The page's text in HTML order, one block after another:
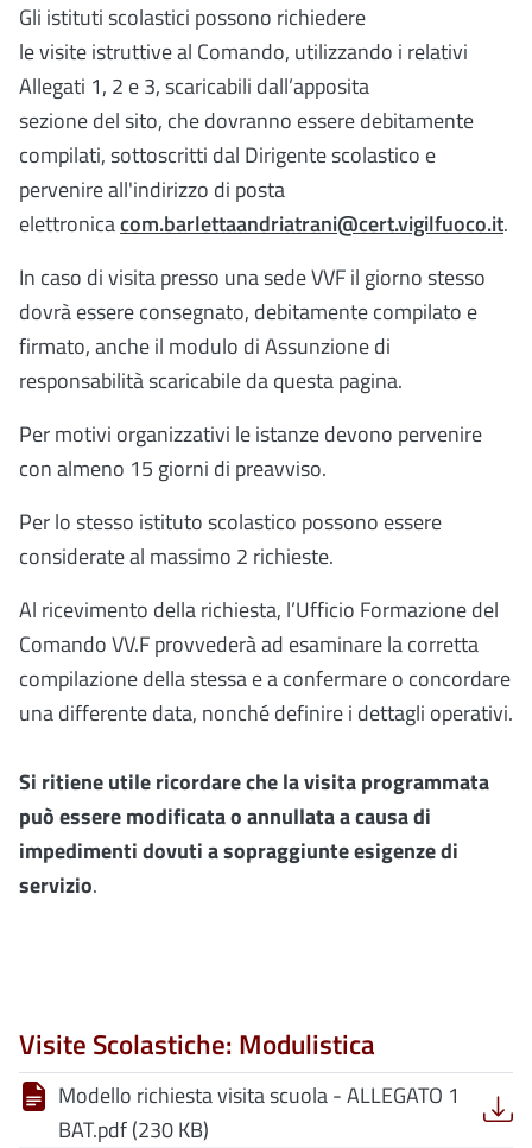
Gli istituti scolastici possono richiedere
le visite istruttive al Comando, utilizzando i relativi
Allegati 1, 2 e 3, scaricabili dall’apposita
sezione del sito, che dovranno essere debitamente
compilati,sottoscritti dal Dirigente scolastico e
pervenire all'indirizzo di posta
elettronicacom.barlettaandriatrani@cert.vigilfuoco.it.
In caso di visita presso una sede VVF il giorno stesso
dovrà essere consegnato, debitamente compilato e
firmato, anche il modulo di Assunzione di
responsabilità scaricabile da questa pagina.
Per motivi organizzativi le istanze devono pervenire
con almeno 15 giorni di preavviso.
Per lo stesso istituto scolastico possono essere
considerate al massimo 2 richieste.
Al ricevimento della richiesta, l’Ufficio Formazione del
Comando VV.F provvederà ad esaminare la corretta
compilazionedella stessa e a confermare o concordare
una differente data, nonché definire i dettagli operativi.
Si ritiene utile ricordare che la visita programmata
può essere modificata o annullata a causa di
impedimenti dovuti a sopraggiunte esigenze di
servizio.
Visite Scolastiche: Modulistica
Modello richiesta visita scuola - ALLEGATO 1
BAT.pdf (230 KB)